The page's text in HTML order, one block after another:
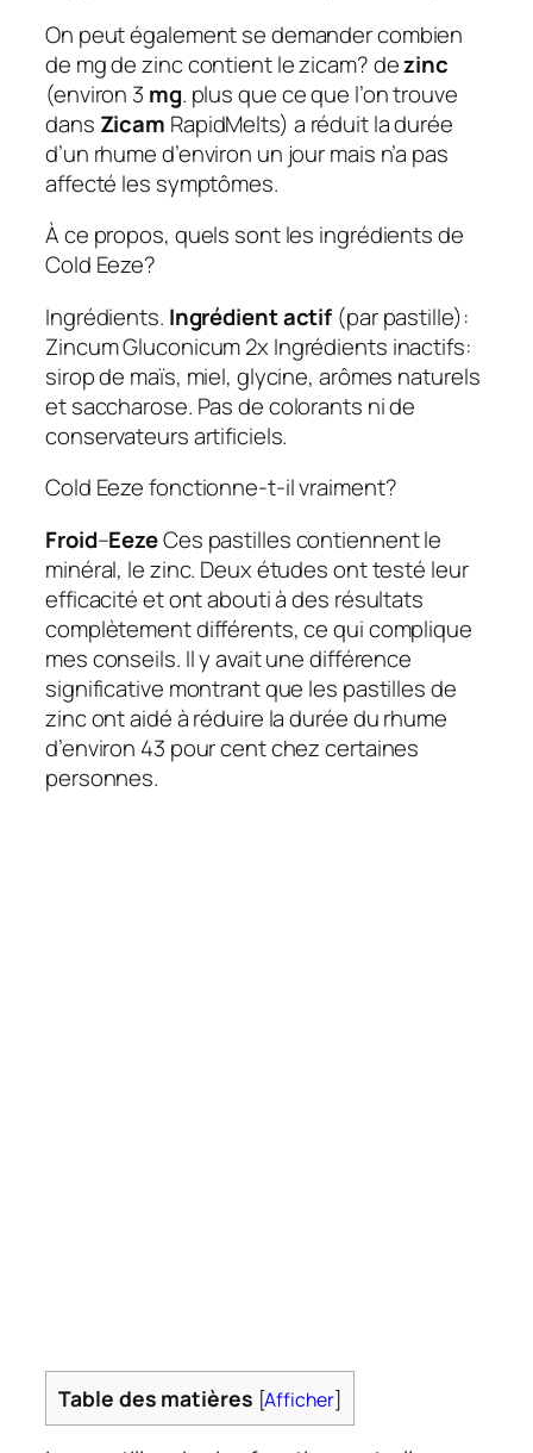
On peut également se demander combien
de mg de zinc contient le zicam?dezinc
(environ 3 mg. plus que ce que l’on trouve
dans Zicam RapidMelts) a réduit la durée
d’un rhume d’environ un jour mais n’a pas
affecté les symptômes.
À ce propos, quels sont les ingrédients de
Cold Eeze?
Ingrédients. Ingrédient actif (par pastille):
Zincum Gluconicum 2x Ingrédients inactifs:
sirop de maïs, miel, glycine, arômes naturels
et saccharose. Pas de colorants ni de
conservateurs artificiels.
Cold Eeze fonctionne-t-il vraiment?
Froid–EezeCes pastilles contiennent le
minéral, le zinc. Deux études ont testé leur
efficacité et ont abouti à des résultats
complètement différents, ce qui complique
mes conseils. Il y avait une différence
significative montrant que les pastilles de
zinc ont aidé à réduire la durée du rhume
d’environ 43 pour cent chez certaines
personnes.
Table des matières [Afficher]